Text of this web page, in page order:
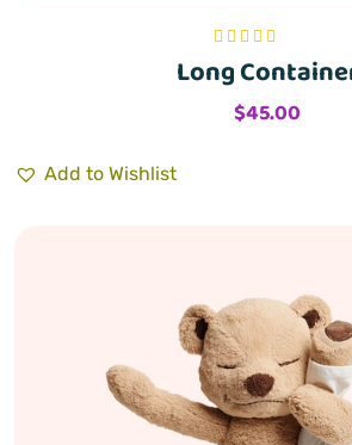
Bewertet mit
5.00von 5
Long
$45.00
Add to Wishlist